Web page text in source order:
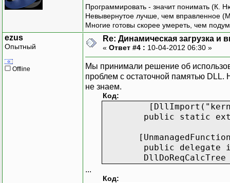
Программировать - значит понимать (К.
Невывернутое лучше, чем вправленное
Многие готовы скорее умереть, чем
ezus
Опытный
Offline
Re: Динамическая загрузка и
« Ответ #4 : 10-04-2012 06:30 »
Мы принимали решение об
проблем с остаточной памятью
не знаем.
Код:
public static extern
public delegate int
DllDoReqCalcTree
...
Код: